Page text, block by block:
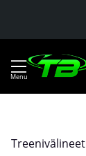
Treenivälineet